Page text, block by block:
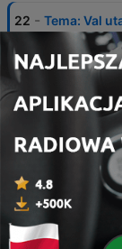
22 - Tema: Val
21 Budget,
12 cze 2022
20 - Krig,
19 -
09 lut 2022